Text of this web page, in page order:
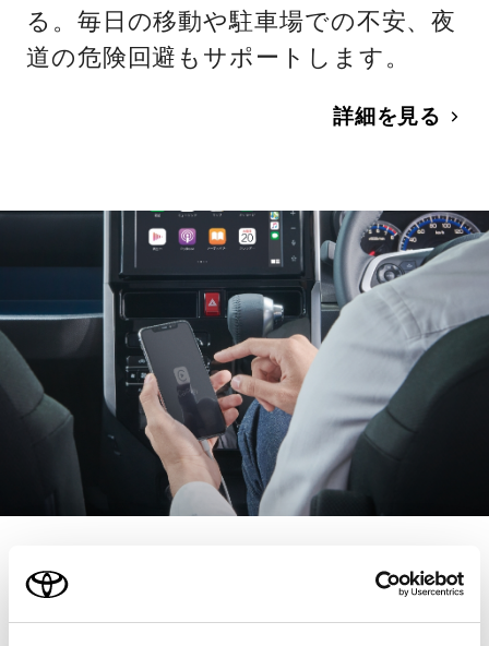
る。毎日の移動や駐車場での不安、夜
道の危険回避もサポートします。
詳細を見る
スマートフォン連携